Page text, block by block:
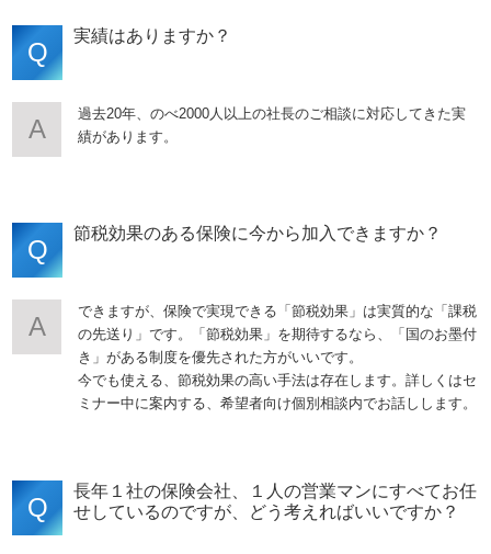
Q
実績はありますか？
A
過去20年、のべ2000人以上の社長のご相談に対応してきた実
績があります。
Q
節税効果のある保険に今から加入できますか？
A
できますが、保険で実現できる「節税効果」は実質的な「課税
の先送り」です。「節税効果」を期待するなら、「国のお墨付
き」がある制度を優先された方がいいです。
今でも使える、節税効果の高い手法は存在します。詳しくはセ
ミナー中に案内する、希望者向け個別相談内でお話しします。
Q
長年１社の保険会社、１人の営業マンにすべてお任
せしているのですが、どう考えればいいですか？